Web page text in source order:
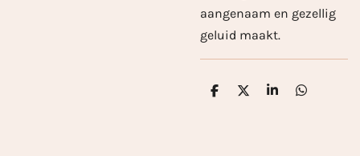
aangenaam en gezellig
geluid maakt.
D
D
S
D